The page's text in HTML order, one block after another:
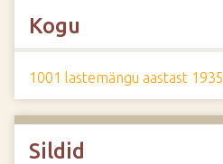
Kogu
1001 lastemängu aastast 1935
Sildid